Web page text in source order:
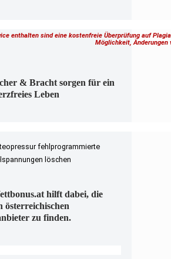
enthalten sind eine kostenfreie Überprüfung auf
Möglichkeit,
& Bracht sorgen für ein
Leben
fehlprogrammierte
löschen
hilft dabei, die
österreichischen
zu finden.